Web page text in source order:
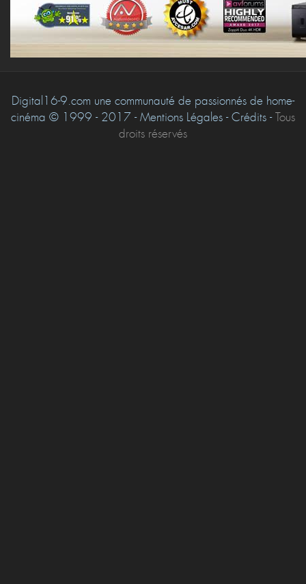
Digital16-9.com une communauté de passionnés de home-
cinéma © 1999 - 2017 - Mentions Légales - Crédits -Tous
droits réservés